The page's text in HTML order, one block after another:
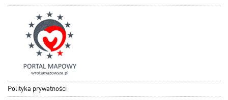
Polityka prywatności